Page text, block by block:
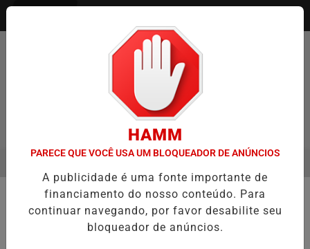
EM ALTA
👥 COMUNIDADE / GENTE
Seminário sobre violência contra a
mulher será realizado no dia 12 de
HAMM
PARECE QUE VOCÊ USA UM BLOQUEADOR DE ANÚNCIOS
A publicidade é uma fonte importante de
financiamento do nosso conteúdo. Para
continuar navegando, por favor desabilite seu
bloqueador de anúncios.